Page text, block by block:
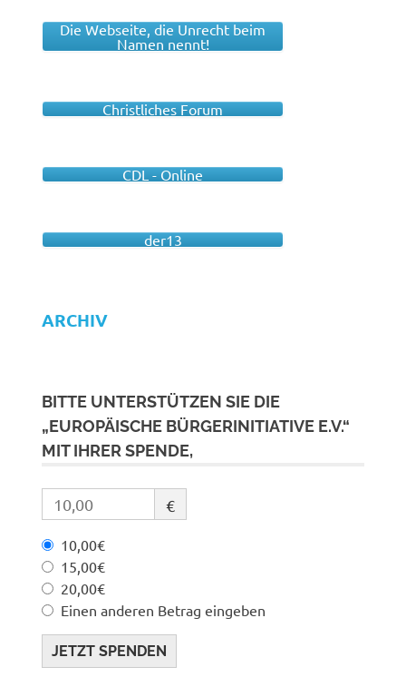
Die Webseite, die Unrecht beim
Namen nennt!
Christliches Forum
CDL - Online
der13
ARCHIV
BITTE UNTERSTÜTZEN SIE DIE
„EUROPÄISCHE BÜRGERINITIATIVE E.V.“
MIT IHRER SPENDE,
€
10,00€
15,00€
20,00€
Einen anderen Betrag eingeben
JETZT SPENDEN